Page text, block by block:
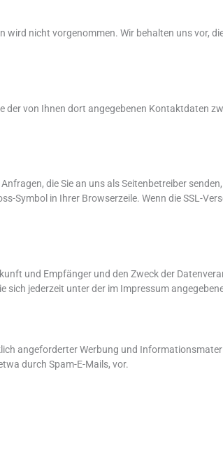
nicht vorgenommen. Wir behalten uns vor,
von Ihnen dort angegebenen Kontaktdaten
die Sie an uns als Seitenbetreiber
Symbol in Ihrer Browserzeile. Wenn die SSL-
und Empfänger und den Zweck der
jederzeit unter der im Impressum
angeforderter Werbung und
durch Spam-E-Mails, vor.